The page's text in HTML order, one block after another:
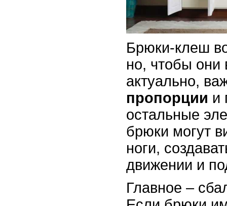
Брюки-клеш
но, чтобы они
актуально,
пропорции и
остальные
брюки могут
ноги,
движении и
Главное –